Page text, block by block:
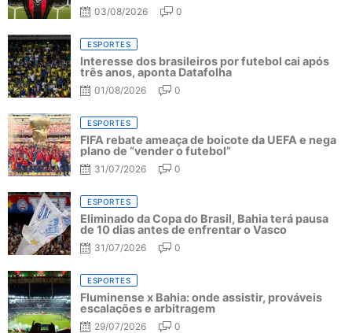
03/08/2026 0
ESPORTES
Interesse dos brasileiros por futebol cai após
três anos, aponta Datafolha
01/08/2026 0
ESPORTES
FIFA rebate ameaça de boicote da UEFA e nega
plano de “vender o futebol”
31/07/2026 0
ESPORTES
Eliminado da Copa do Brasil, Bahia terá pausa
de 10 dias antes de enfrentar o Vasco
31/07/2026 0
ESPORTES
Fluminense x Bahia: onde assistir, prováveis
escalações e arbitragem
29/07/2026 0